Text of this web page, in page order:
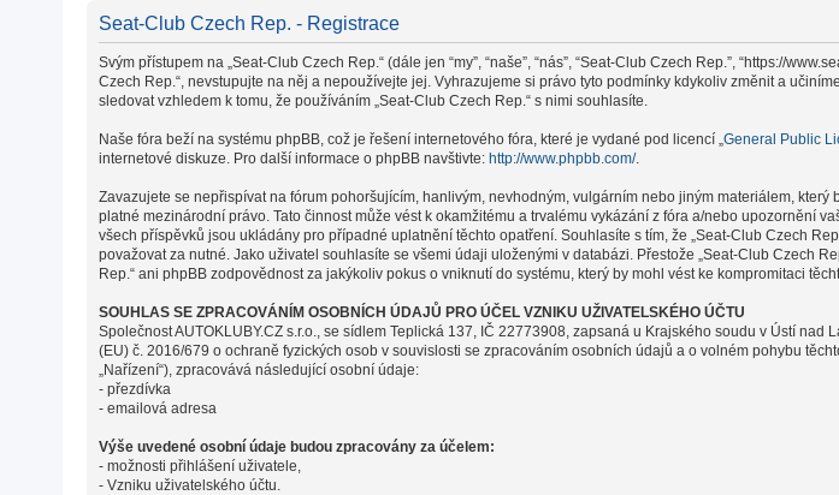
Seat-Club Czech Rep. - Registrace
Svým přístupem na „Seat-Club Czech Rep.“ (dále jen “my”, “naše”, “nás”, “Seat-Club Czech Rep.”, “https://
Czech Rep.“, nevstupujte na něj a nepoužívejte jej. Vyhrazujeme si právo tyto podmínky kdykoliv změnit a
sledovat vzhledem k tomu, že používáním „Seat-Club Czech Rep.“ s nimi souhlasíte.
Naše fóra beží na systému phpBB, což je řešení internetového fóra, které je vydané pod licencí „General Public
internetové diskuze. Pro další informace o phpBB navštivte: http://www.phpbb.com/.
Zavazujete se nepřispívat na fórum pohoršujícím, hanlivým, nevhodným, vulgárním nebo jiným materiálem,
platné mezinárodní právo. Tato činnost může vést k okamžitému a trvalému vykázání z fóra a/nebo upozornění
všech příspěvků jsou ukládány pro případné uplatnění těchto opatření. Souhlasíte s tím, že „Seat-Club Czech
považovat za nutné. Jako uživatel souhlasíte se všemi údaji uloženými v databázi. Přestože „Seat-Club Czech
Rep.“ ani phpBB zodpovědnost za jakýkoliv pokus o vniknutí do systému, který by mohl vést ke kompromitaci
SOUHLAS SE ZPRACOVÁNÍM OSOBNÍCH ÚDAJŮ PRO ÚČEL VZNIKU UŽIVATELSKÉHO ÚČTU
Společnost AUTOKLUBY.CZ s.r.o., se sídlem Teplická 137, IČ 22773908, zapsaná u Krajského soudu v Ústí
(EU) č. 2016/679 o ochraně fyzických osob v souvislosti se zpracováním osobních údajů a o volném pohybu
„Nařízení“), zpracovává následující osobní údaje:
- přezdívka
- emailová adresa
Výše uvedené osobní údaje budou zpracovány za účelem:
- možnosti přihlášení uživatele,
- Vzniku uživatelského účtu.